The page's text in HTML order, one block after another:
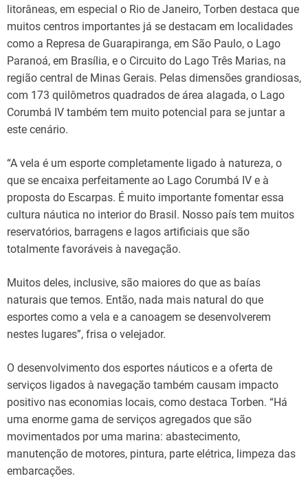
litorâneas, em especial o Rio de Janeiro, Torben destaca que
muitos centros importantes já se destacam em localidades
como a Represa de Guarapiranga, em São Paulo, o Lago
Paranoá, em Brasília, e o Circuito do Lago Três Marias, na
região central de Minas Gerais. Pelas dimensões grandiosas,
com 173 quilômetros quadrados de área alagada, o Lago
Corumbá IV também tem muito potencial para se juntar a
este cenário.
“A vela é um esporte completamente ligado à natureza, o
que se encaixa perfeitamente ao Lago Corumbá IV e à
proposta do Escarpas. É muito importante fomentar essa
cultura náutica no interior do Brasil. Nosso país tem muitos
reservatórios, barragens e lagos artificiais que são
totalmente favoráveis à navegação.
Muitos deles, inclusive, são maiores do que as baías
naturais que temos. Então, nada mais natural do que
esportes como a vela e a canoagem se desenvolverem
nestes lugares”, frisa o velejador.
O desenvolvimento dos esportes náuticos e a oferta de
serviços ligados à navegação também causam impacto
positivo nas economias locais, como destaca Torben. “Há
uma enorme gama de serviços agregados que são
movimentados por uma marina: abastecimento,
manutenção de motores, pintura, parte elétrica, limpeza das
embarcações.